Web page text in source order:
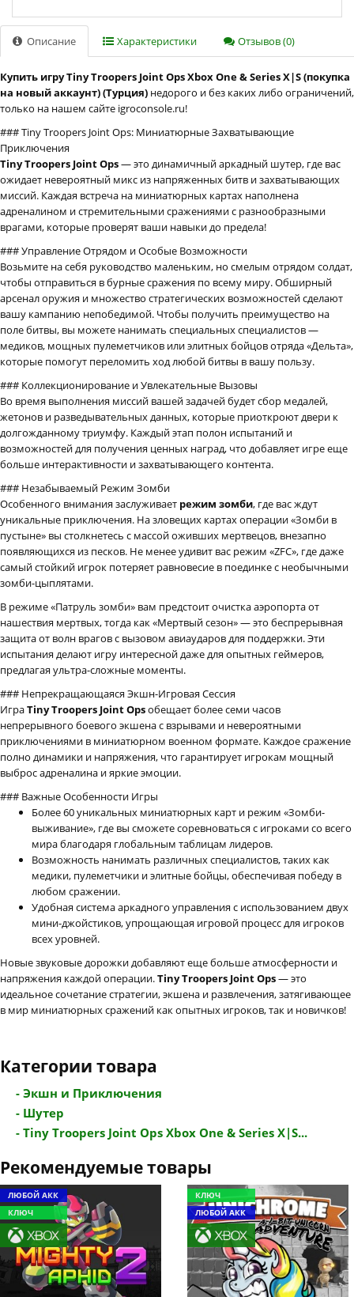
Описание Характеристики Отзывов (0)
Купить игру Tiny Troopers Joint Ops Xbox One & Series X|S (покупка
на новый аккаунт) (Турция) недорого и без каких либо ограничений,
только на нашем сайте igroconsole.ru!
### Tiny Troopers Joint Ops: Миниатюрные Захватывающие
Приключения
Tiny Troopers Joint Ops— это динамичный аркадный шутер, где вас
ожидает невероятный микс из напряженных битв и захватывающих
миссий. Каждая встреча на миниатюрных картах наполнена
адреналином и стремительными сражениями с разнообразными
врагами, которые проверят ваши навыки до предела!
### Управление Отрядом и Особые Возможности
Возьмите на себя руководство маленьким, но смелым отрядом солдат,
чтобы отправиться в бурные сражения по всему миру. Обширный
арсенал оружия и множество стратегических возможностей сделают
вашу кампанию непобедимой. Чтобы получить преимущество на
поле битвы, вы можете нанимать специальных специалистов —
медиков, мощных пулеметчиков или элитных бойцов отряда «Дельта»,
которые помогут переломить ход любой битвы в вашу пользу.
### Коллекционирование и Увлекательные Вызовы
Во время выполнения миссий вашей задачей будет сбор медалей,
жетонов и разведывательных данных, которые приоткроют двери к
долгожданному триумфу. Каждый этап полон испытаний и
возможностей для получения ценных наград, что добавляет игре еще
больше интерактивности и захватывающего контента.
### Незабываемый Режим Зомби
Особенного внимания заслуживает режим зомби, где вас ждут
уникальные приключения. На зловещих картах операции «Зомби в
пустыне» вы столкнетесь с массой оживших мертвецов, внезапно
появляющихся из песков. Не менее удивит вас режим «ZFC», где даже
самый стойкий игрок потеряет равновесие в поединке с необычными
зомби-цыплятами.
В режиме «Патруль зомби» вам предстоит очистка аэропорта от
нашествия мертвых, тогда как «Мертвый сезон» — это беспрерывная
защита от волн врагов с вызовом авиаударов для поддержки. Эти
испытания делают игру интересной даже для опытных геймеров,
предлагая ультра-сложные моменты.
### Непрекращающаяся Экшн-Игровая Сессия
ИграTiny Troopers Joint Opsобещает более семи часов
непрерывного боевого экшена с взрывами и невероятными
приключениями в миниатюрном военном формате. Каждое сражение
полно динамики и напряжения, что гарантирует игрокам мощный
выброс адреналина и яркие эмоции.
### Важные Особенности Игры
Более 60 уникальных миниатюрных карт и режим «Зомби-
выживание», где вы сможете соревноваться с игроками со всего
мира благодаря глобальным таблицам лидеров.
Возможность нанимать различных специалистов, таких как
медики, пулеметчики и элитные бойцы, обеспечивая победу в
любом сражении.
Удобная система аркадного управления с использованием двух
мини-джойстиков, упрощающая игровой процесс для игроков
всех уровней.
Новые звуковые дорожки добавляют еще больше атмосферности и
напряжения каждой операции.Tiny Troopers Joint Ops— это
идеальное сочетание стратегии, экшена и развлечения, затягивающее
в мир миниатюрных сражений как опытных игроков, так и новичков!
Категории товара
- Экшн и Приключения
- Шутер
- Tiny Troopers Joint Ops Xbox One & Series X|S...
Рекомендуемые товары
ЛЮБОЙ АКК
КЛЮЧ
КЛЮЧ
ЛЮБОЙ АКК